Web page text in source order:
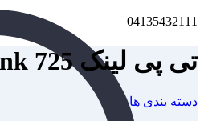
04135432111
تی پی لینک tp link 725
دسته بندی ها